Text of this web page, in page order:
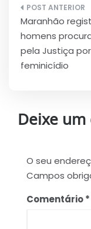
Navegação
de
Post
Maranhão
homens
pela Justiça por
feminicídio
Deixe
O seu
Campos
Comentário*